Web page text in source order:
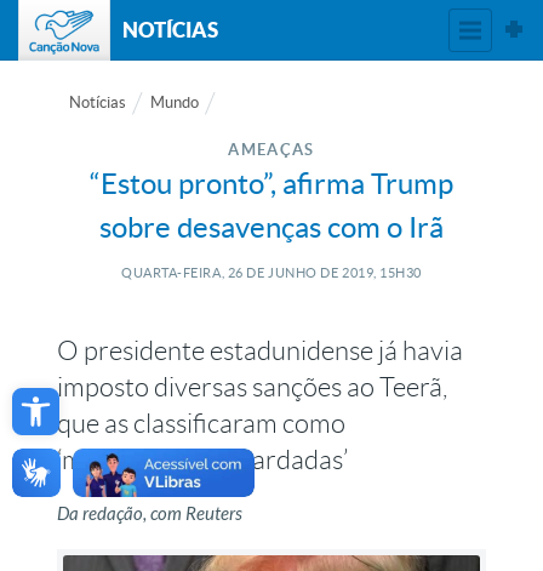
Open toolbar
NOTÍCIAS
Notícias Mundo
AMEAÇAS
“Estou pronto”, afirma Trump
sobre desavenças com o Irã
QUARTA-FEIRA, 26 DE JUNHO DE 2019, 15H30
O presidente estadunidense já havia
imposto diversas sanções ao Teerã,
que as classificaram como
‘mentalmente retardadas’
Da redação, com Reuters